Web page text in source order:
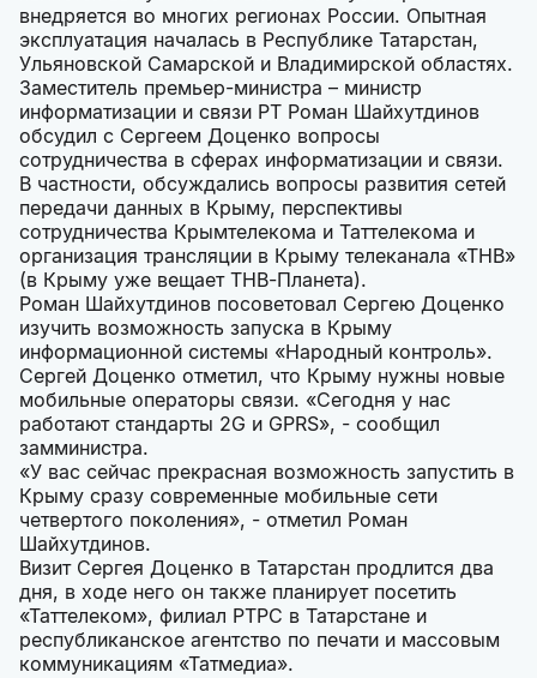
внедряется во многих регионах России. Опытная
эксплуатация началась в Республике Татарстан,
Ульяновской Самарской и Владимирской областях.
Заместитель премьер-министра – министр
информатизации и связи РТ Роман Шайхутдинов
обсудил с Сергеем Доценко вопросы
сотрудничества в сферах информатизации и связи.
В частности, обсуждались вопросы развития сетей
передачи данных в Крыму, перспективы
сотрудничества Крымтелекома и Таттелекома и
организация трансляции в Крыму телеканала «ТНВ»
(в Крыму уже вещает ТНВ-Планета).
Роман Шайхутдинов посоветовал Сергею Доценко
изучить возможность запуска в Крыму
информационной системы «Народный контроль».
Сергей Доценко отметил, что Крыму нужны новые
мобильные операторы связи. «Сегодня у нас
работают стандарты 2G и GPRS», - сообщил
замминистра.
«У вас сейчас прекрасная возможность запустить в
Крыму сразу современные мобильные сети
четвертого поколения», - отметил Роман
Шайхутдинов.
Визит Сергея Доценко в Татарстан продлится два
дня, в ходе него он также планирует посетить
«Таттелеком», филиал РТРС в Татарстане и
республиканское агентство по печати и массовым
коммуникациям «Татмедиа».